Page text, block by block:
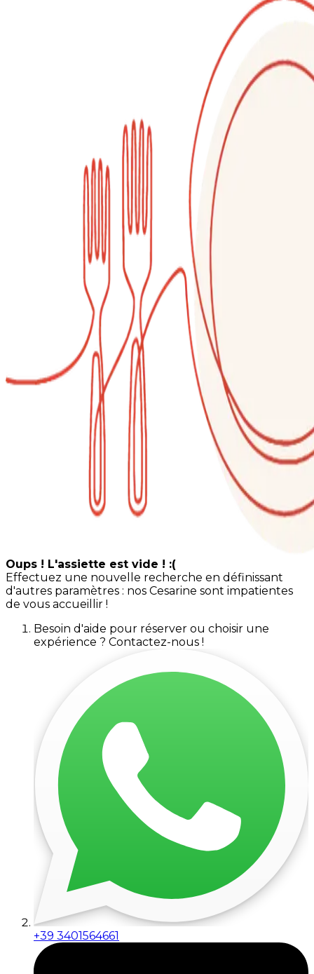
Oups ! L'assiette est vide ! :(
Effectuez une nouvelle recherche en définissant
d'autres paramètres : nos Cesarine sont impatientes
de vous accueillir !
Besoin d'aide pour réserver ou choisir une
expérience ? Contactez-nous !
+39 3401564661